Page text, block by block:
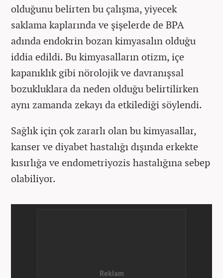
olduğunu belirten bu çalışma, yiyecek
saklama kaplarında ve şişelerde de BPA
adında endokrin bozan kimyasalın olduğu
iddia edildi. Bu kimyasalların otizm, içe
kapanıklık gibi nörolojik ve davranışsal
bozukluklara da neden olduğu belirtilirken
aynı zamanda zekayı da etkilediği söylendi.
Sağlık için çok zararlı olan bu kimyasallar,
kanser ve diyabet hastalığı dışında erkekte
kısırlığa ve endometriyozis hastalığına sebep
olabiliyor.